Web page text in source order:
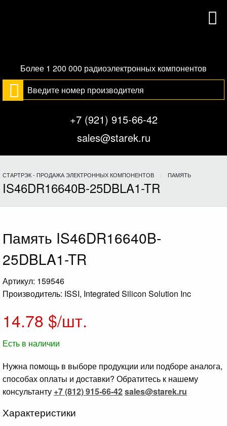
Более 1 200 000 радиоэлектронных компонентов
+7 (921) 915-66-42
sales@starek.ru
СТАРТРЭК - ПРОДАЖА ЭЛЕКТРОННЫХ КОМПОНЕНТОВ ПАМЯТЬ
IS46DR16640B-25DBLA1-TR
Память IS46DR16640B-
25DBLA1-TR
Артикул: 159546
Производитель: ISSI, Integrated Silicon Solution Inc
14.78 $/шт.
Есть в наличии
Нужна помощь в выборе продукции или подборе аналога,
способах оплаты и доставки? Обратитесь к нашему
консультанту +7 (812) 915-66-42sales@starek.ru
Характеристики